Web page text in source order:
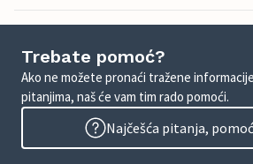
Trebate pomoć?
Ako ne možete pronaći tražene
pitanjima, naš će vam tim rado pomoći.
Najčešća pitanja,